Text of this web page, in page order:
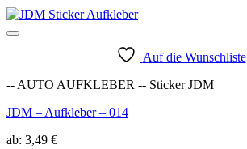
Auf die Wunschliste
-- AUTO AUFKLEBER -- Sticker JDM
JDM – Aufkleber – 014
ab: 3,49 €